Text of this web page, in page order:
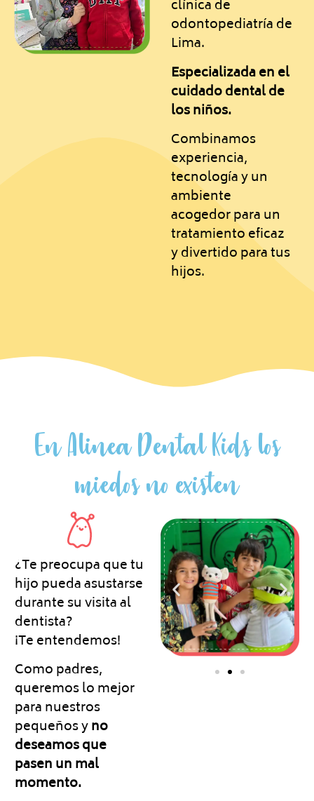
clínica de
odontopediatría de
Lima.
Especializada en el
cuidado dental de
los niños.
Combinamos
experiencia,
tecnología y un
ambiente
acogedor para un
tratamiento eficaz
y divertido para tus
hijos.
En Alinea Dental Kids los
miedos no existen
¿Te preocupa que tu
hijo pueda asustarse
durante su visita al
dentista?
¡Te entendemos!
Como padres,
queremos lo mejor
para nuestros
pequeños yno
deseamos que
pasen un mal
momento.